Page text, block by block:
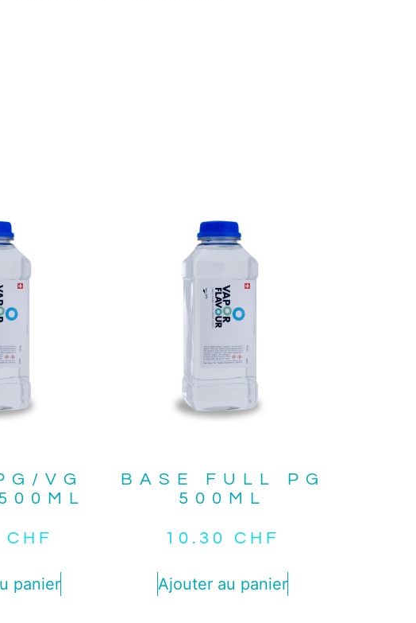
VG
CHF
panier
BASE FULL PG
500ML
10.30 CHF
Ajouter au panier